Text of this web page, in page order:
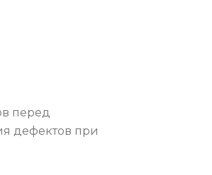
перед
дефектов при